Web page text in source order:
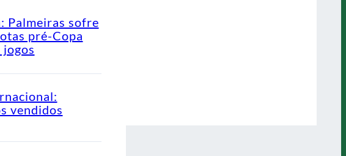
Palmeiras sofre
pré-Copa
jogos
vendidos